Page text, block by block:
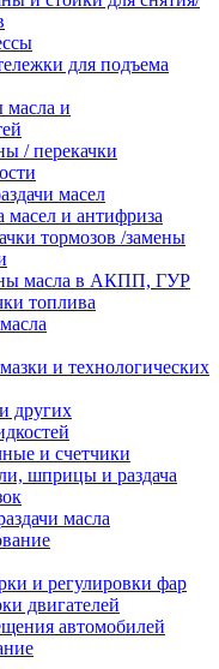
для подъема
масла и
/ перекачки
масел
масел и антифриза
тормозов /замены
масла в АКПП, ГУР
топлива
и технологических
других
и счетчики
шприцы и раздача
масла
и регулировки фар
двигателей
автомобилей